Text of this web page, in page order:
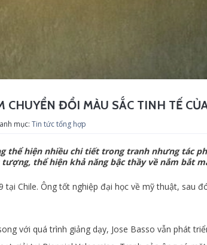
CHUYỂN ĐỔI MÀU SẮC TINH TẾ
mục: Tin tức tổng hợp
thể hiện nhiều chi tiết trong tranh nhưng tác
thể hiện khả năng bậc thầy về nắm bắt
tại Chile. Ông tốt nghiệp đại học về mỹ thuật, sau
với quá trình giảng dạy, Jose Basso vẫn phát